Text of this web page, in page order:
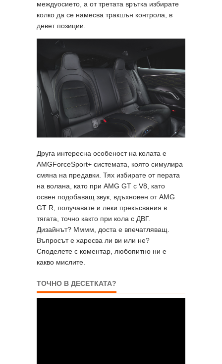
междуосието, а от третата врътка избирате
колко да се намесва тракшън контрола, в
девет позиции.
Друга интересна особеност на колата е
AMGForceSport+ системата, която симулира
смяна на предавки. Тях избирате от перата
на волана, като при AMG GT с V8, като
освен подобаващ звук, вдъхновен от AMG
GT R, получавате и леки прекъсвания в
тягата, точно както при кола с ДВГ.
Дизайнът? Мммм, доста е впечатляващ.
Въпросът е харесва ли ви или не?
Споделете с коментар, любопитно ни е
какво мислите.
ТОЧНО В ДЕСЕТКАТА?